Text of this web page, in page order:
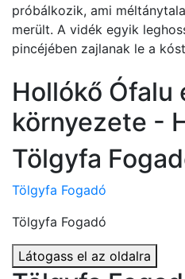
próbálkozik, ami
merült. A vidék egyik
pincéjében zajlanak le a
Hollókő Ófalu
környezete -
Tölgyfa
Tölgyfa Fogadó
Tölgyfa Fogadó
Látogass el az oldalra